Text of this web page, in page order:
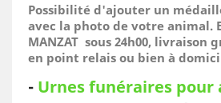
Possibilité d'ajouter un
avec la photo de votre animal.
MANZAT sous 24h00, livraison
en point relais ou bien à
- Urnes funéraires pour